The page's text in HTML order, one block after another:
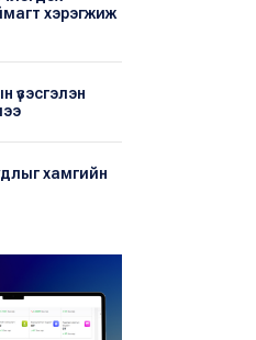
хэрэгжиж
үзэсгэлэн
хамгийн